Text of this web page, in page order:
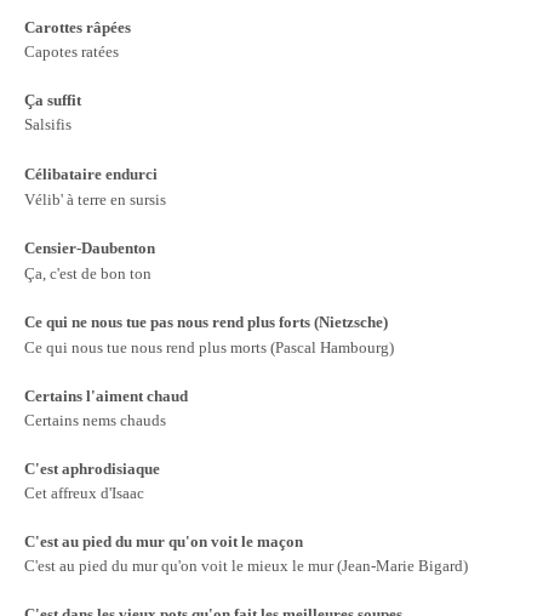
Carottes râpées
Capotes ratées
Ça suffit
Salsifis
Célibataire endurci
Vélib' à terre en sursis
Censier-Daubenton
Ça, c'est de bon ton
Ce qui ne nous tue pas nous rend plus forts (Nietzsche)
Ce qui nous tue nous rend plus morts (Pascal Hambourg)
Certains l'aiment chaud
Certains nems chauds
C'est aphrodisiaque
Cet affreux d'Isaac
C'est au pied du mur qu'on voit le maçon
C'est au pied du mur qu'on voit le mieux le mur (Jean-Marie Bigard)